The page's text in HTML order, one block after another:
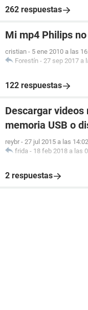
262 respuestas
Mi mp4 Philips
cristian - 5 ene 2010 a las
Forestín - 27 sep 2017 a
122 respuestas
Descargar
memoria USB o
reybr - 27 jul 2015 a las 14:02
frida - 18 feb 2018 a las
2 respuestas